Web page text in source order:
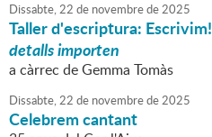
Dissabte,22 de novembrede2025
Taller d'escriptura: Escrivim!
detalls importen
a càrrec de Gemma Tomàs
Dissabte,22 de novembrede2025
Celebrem cantant